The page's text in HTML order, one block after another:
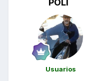
POLI
Usuarios